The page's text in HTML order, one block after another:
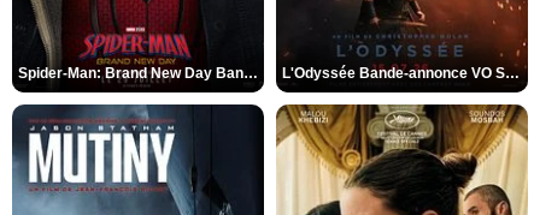
Spider-Man: Brand New Day Bande-annonce VO STFR L'Odyssée Bande-annonce VO STFR